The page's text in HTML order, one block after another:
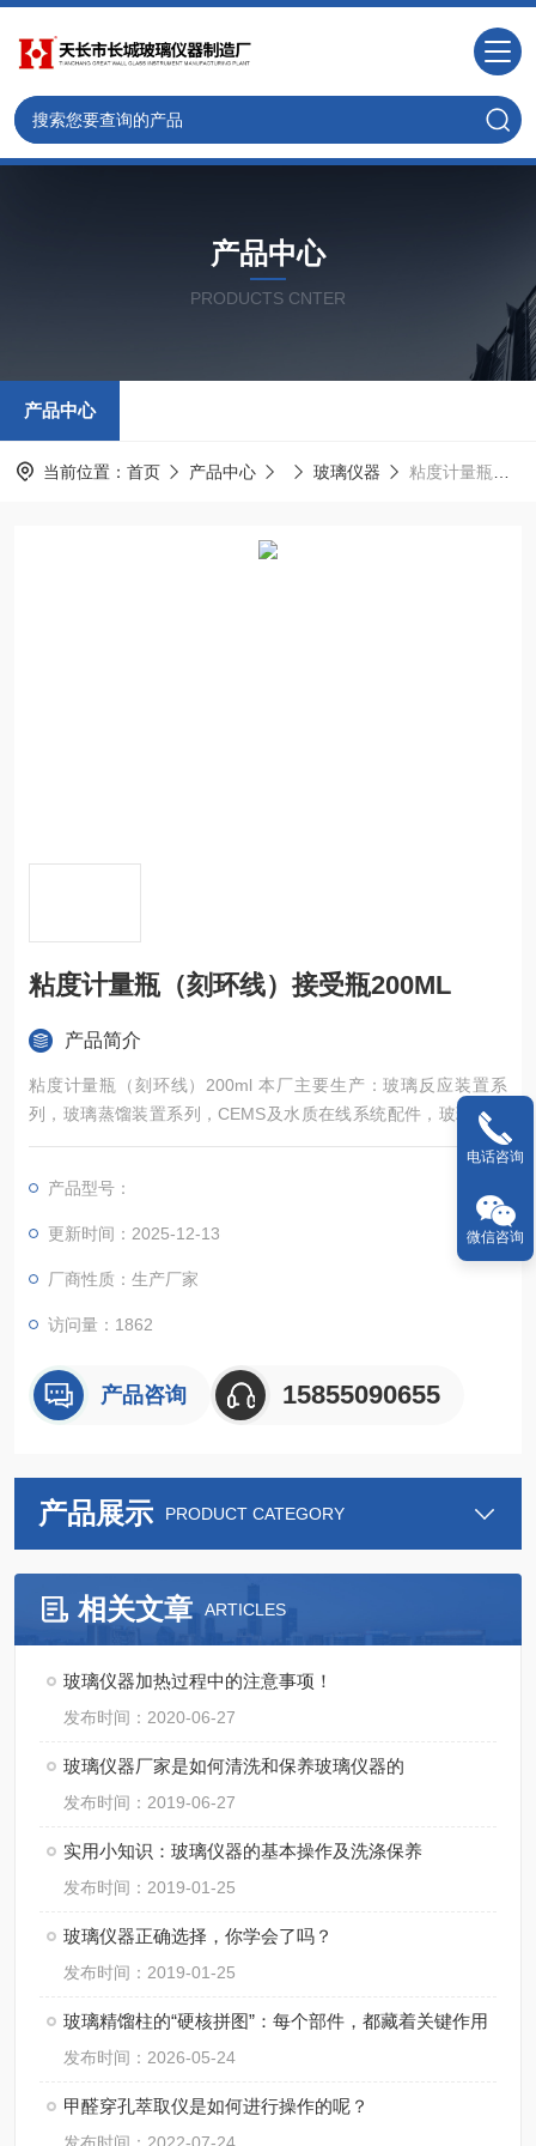
产品中心
PRODUCTS CNTER
产品中心
当前位置： 首页 产品中心 玻璃仪器 粘度计量瓶（刻环线）接受瓶200ML
粘度计量瓶（刻环线）接受瓶200ML
产品简介
粘度计量瓶（刻环线）200ml 本厂主要生产：玻璃反应装置系
列，玻璃蒸馏装置系列，CEMS及水质在线系统配件，玻璃砂芯
过滤系列，有机玻璃制品系列，玻璃精馏装置系列，特规玻璃容
真空仪器系列，标准口/内外螺丝口/法兰口/球磨口相关仪器
产品型号：
更新时间：2025-12-13
厂商性质：生产厂家
访问量：1862
产品咨询 15855090655
产品展示 PRODUCT CATEGORY
相关文章 ARTICLES
玻璃仪器加热过程中的注意事项！
发布时间：2020-06-27
玻璃仪器厂家是如何清洗和保养玻璃仪器的
发布时间：2019-06-27
实用小知识：玻璃仪器的基本操作及洗涤保养
发布时间：2019-01-25
玻璃仪器正确选择，你学会了吗？
发布时间：2019-01-25
玻璃精馏柱的“硬核拼图”：每个部件，都藏着关键作用
发布时间：2026-05-24
甲醛穿孔萃取仪是如何进行操作的呢？
电话咨询
微信咨询